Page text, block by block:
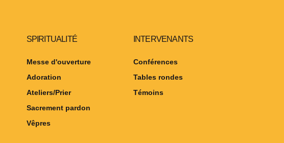
SPIRITUALITÉ
Messe d'ouverture
Adoration
Ateliers/Prier
Sacrement pardon
Vêpres
INTERVENANTS
Conférences
Tables rondes
Témoins